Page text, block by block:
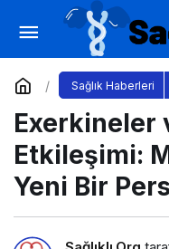
Sağlık Haberleri
Exerkineler
Etkileşimi:
Yeni Bir
Zihin ve Bağışıklık
Yorum Yap